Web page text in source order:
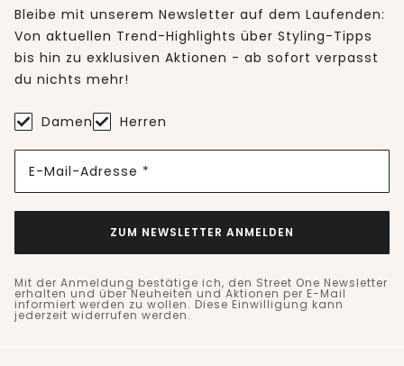
Bleibe mit unserem Newsletter auf dem Laufenden:
Von aktuellen Trend-Highlights über Styling-Tipps
bis hin zu exklusiven Aktionen - ab sofort verpasst
du nichts mehr!
Damen Herren
E-Mail-Adresse *
ZUM NEWSLETTER ANMELDEN
Mit der Anmeldung bestätige ich, den Street One Newsletter
erhalten und über Neuheiten und Aktionen per E-Mail
informiert werden zu wollen. Diese Einwilligung kann
jederzeit widerrufen werden.